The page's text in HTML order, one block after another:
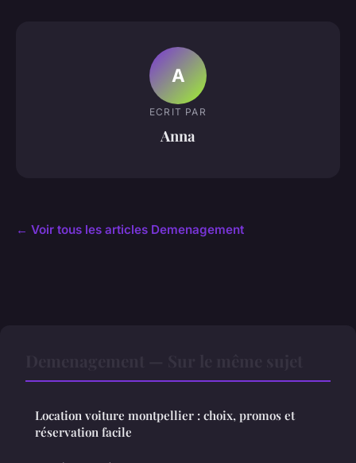
A
ECRIT PAR
Anna
← Voir tous les articles Demenagement
Location voiture montpellier : choix, promos et
réservation facile